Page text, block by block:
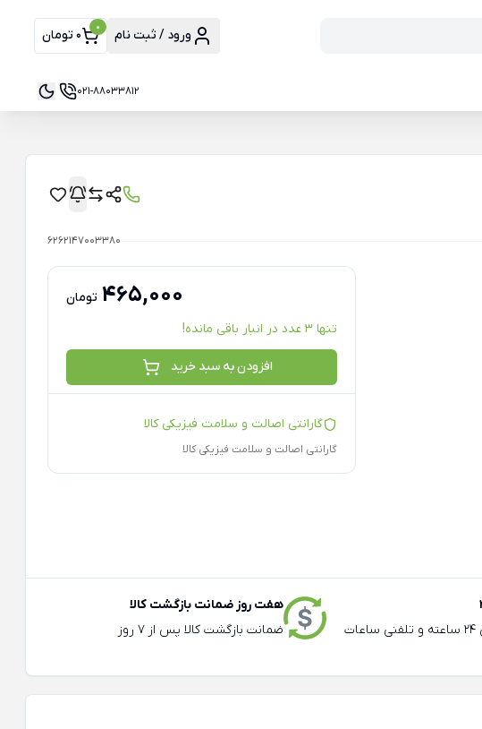
ورود / ثبت نام 0 0 تومان
021-88033812
6262147003380
465,000 تومان
تنها 3 عدد در انبار باقی مانده!
افزودن به سبد خرید
گارانتی اصالت و سلامت فیزیکی کالا
گارانتی اصالت و سلامت فیزیکی کالا
پشتیبانی آنلاین 24 ساعته و تلفنی ساعات
هفت روز ضمانت بازگشت کالا
ضمانت بازگشت کالا پس از 7 روز